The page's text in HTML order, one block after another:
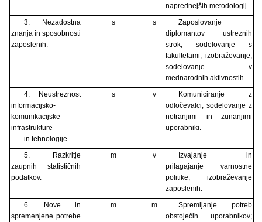
naprednejših metodologij.
3. Nezadostna
znanja in sposobnosti
zaposlenih.
s s
Zaposlovanje
diplomantov ustreznih
strok; sodelovanje s
fakultetami; izobraževanje;
sodelovanje v
mednarodnih aktivnostih.
4. Neustreznost
informacijsko-
komunikacijske
infrastrukture
in tehnologije.
s v
Komuniciranje z
odločevalci; sodelovanje z
notranjimi in zunanjimi
uporabniki.
5. Razkritje
zaupnih statističnih
podatkov.
m v
Izvajanje in
prilagajanje varnostne
politike; izobraževanje
zaposlenih.
6. Nove in
spremenjene potrebe
m m
Spremljanje potreb
obstoječih uporabnikov;